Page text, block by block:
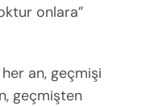
onlara”
an, geçmişi
geçmişten